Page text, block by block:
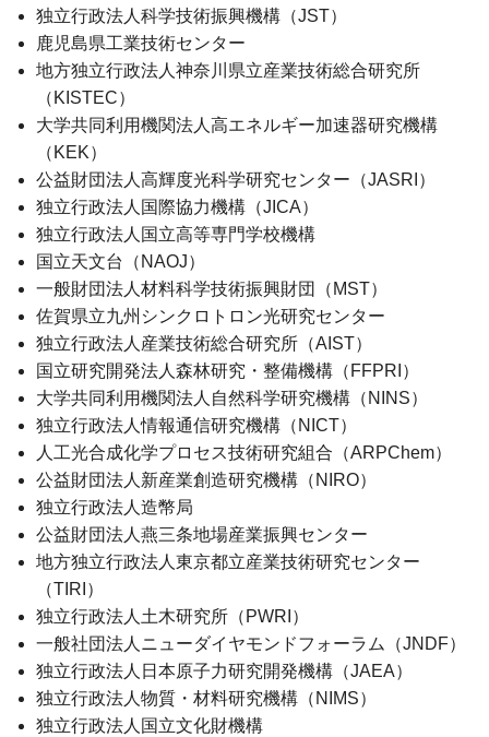
独立行政法人科学技術振興機構（JST）
鹿児島県工業技術センター
地方独立行政法人神奈川県立産業技術総合研究所
（KISTEC）
大学共同利用機関法人高エネルギー加速器研究機構
（KEK）
公益財団法人高輝度光科学研究センター（JASRI）
独立行政法人国際協力機構（JICA）
独立行政法人国立高等専門学校機構
国立天文台（NAOJ）
一般財団法人材料科学技術振興財団（MST）
佐賀県立九州シンクロトロン光研究センター
独立行政法人産業技術総合研究所（AIST）
国立研究開発法人森林研究・整備機構（FFPRI）
大学共同利用機関法人自然科学研究機構（NINS）
独立行政法人情報通信研究機構（NICT）
人工光合成化学プロセス技術研究組合（ARPChem）
公益財団法人新産業創造研究機構（NIRO）
独立行政法人造幣局
公益財団法人燕三条地場産業振興センター
地方独立行政法人東京都立産業技術研究センター
（TIRI）
独立行政法人土木研究所（PWRI）
一般社団法人ニューダイヤモンドフォーラム（JNDF）
独立行政法人日本原子力研究開発機構（JAEA）
独立行政法人物質・材料研究機構（NIMS）
独立行政法人国立文化財機構